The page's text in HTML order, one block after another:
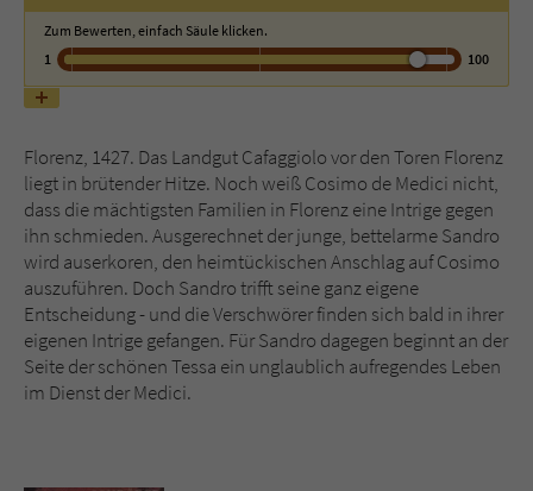
Zum Bewerten, einfach Säule klicken.
1
100
Florenz, 1427. Das Landgut Cafaggiolo vor den Toren Florenz
liegt in brütender Hitze. Noch weiß Cosimo de Medici nicht,
dass die mächtigsten Familien in Florenz eine Intrige gegen
ihn schmieden. Ausgerechnet der junge, bettelarme Sandro
wird auserkoren, den heimtückischen Anschlag auf Cosimo
auszuführen. Doch Sandro trifft seine ganz eigene
Entscheidung - und die Verschwörer finden sich bald in ihrer
eigenen Intrige gefangen. Für Sandro dagegen beginnt an der
Seite der schönen Tessa ein unglaublich aufregendes Leben
im Dienst der Medici.
Name tx_pwcomments_ahash
Anbieter
Laufzeit 1 Jahr
Zweck Cookie für Kommentare einzelner Buchtitel
Name fe_typo_user
Anbieter Literatur-Couch Medien GmbH & Co. KG
Laufzeit Session